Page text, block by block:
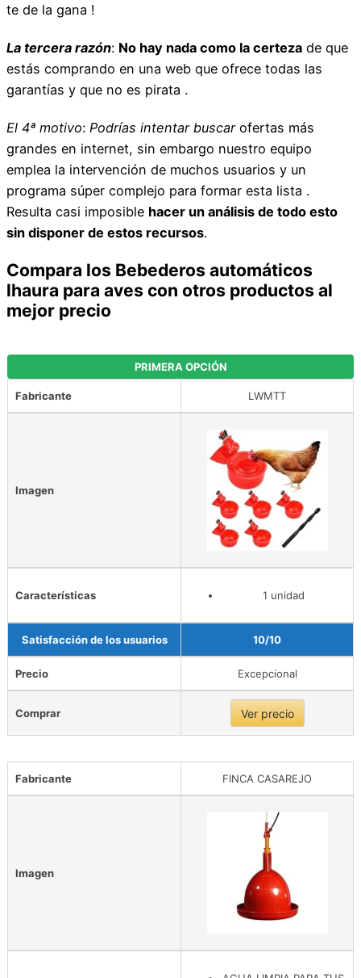
te de la gana !
La tercera razón: No hay nada como la certeza de que
estás comprando en una web que ofrece todas las
garantías y que no es pirata .
El 4ª motivo: Podrías intentar buscarofertas más
grandes en internet, sin embargo nuestro equipo
emplea la intervención de muchos usuarios y un
programa súper complejo para formar esta lista .
Resulta casi imposible hacer un análisis de todo esto
sin disponer de estos recursos.
Compara los Bebederos automáticos
lhaura para aves con otros productos al
mejor precio
PRIMERA OPCIÓN
Fabricante LWMTT
Imagen
Características 1 unidad
Satisfacción de los usuarios 10/10
Precio Excepcional
Comprar Ver precio
Fabricante FINCA CASAREJO
Imagen